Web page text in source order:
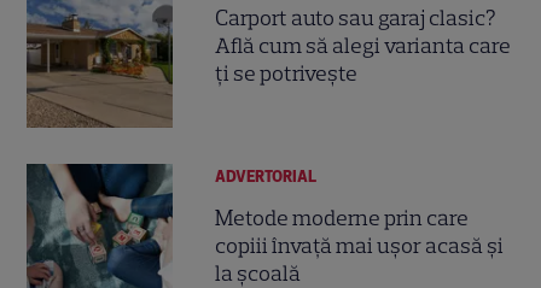
Carport auto sau garaj clasic?
Află cum să alegi varianta care
ți se potrivește
ADVERTORIAL
Metode moderne prin care
copiii învață mai ușor acasă și
la școală